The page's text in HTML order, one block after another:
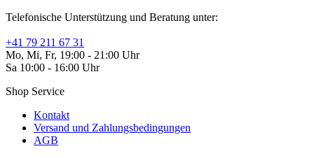
Telefonische Unterstützung und Beratung unter:
+41 79 211 67 31
Mo, Mi, Fr, 19:00 - 21:00 Uhr
Sa 10:00 - 16:00 Uhr
Shop Service
Kontakt
Versand und Zahlungsbedingungen
AGB